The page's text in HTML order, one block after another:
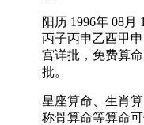
阳历 1996年 08月
丙子丙申乙酉甲
宫详批，免费算
批。
星座算命、生肖
称骨算命等算命